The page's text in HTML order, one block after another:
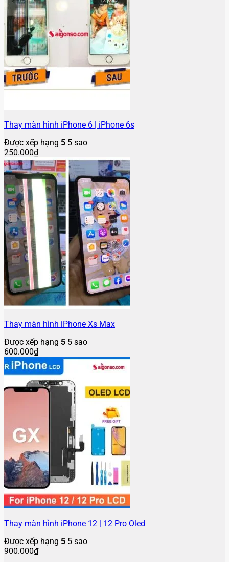
Thay màn hình iPhone 6 | iPhone 6s
Được xếp hạng 5 5 sao
250.000₫
Thay màn hình iPhone Xs Max
Được xếp hạng 5 5 sao
600.000₫
Thay màn hình iPhone 12 | 12 Pro Oled
Được xếp hạng 5 5 sao
900.000₫